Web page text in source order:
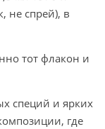
не спрей), в
тот флакон и
специй и ярких
где